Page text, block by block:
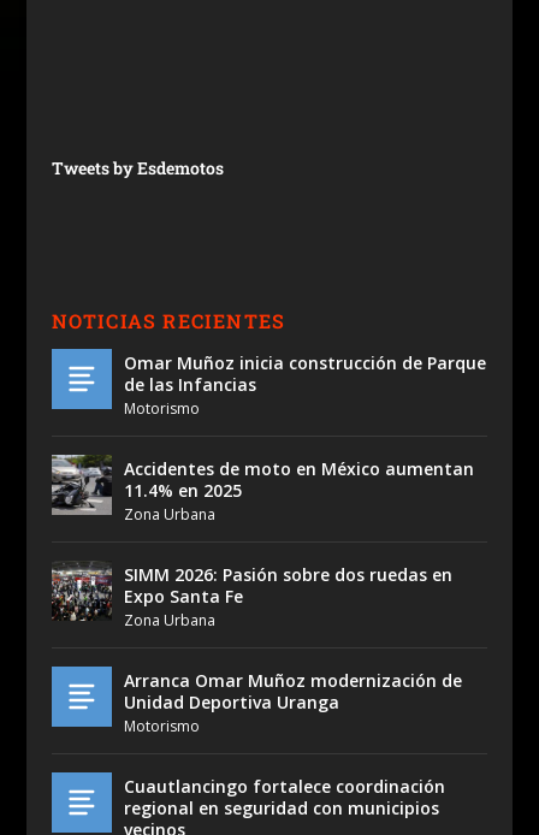
Tweets by Esdemotos
NOTICIAS RECIENTES
Omar Muñoz inicia construcción de Parque
de las Infancias
Motorismo
Accidentes de moto en México aumentan
11.4% en 2025
Zona Urbana
SIMM 2026: Pasión sobre dos ruedas en
Expo Santa Fe
Zona Urbana
Arranca Omar Muñoz modernización de
Unidad Deportiva Uranga
Motorismo
Cuautlancingo fortalece coordinación
regional en seguridad con municipios
vecinos